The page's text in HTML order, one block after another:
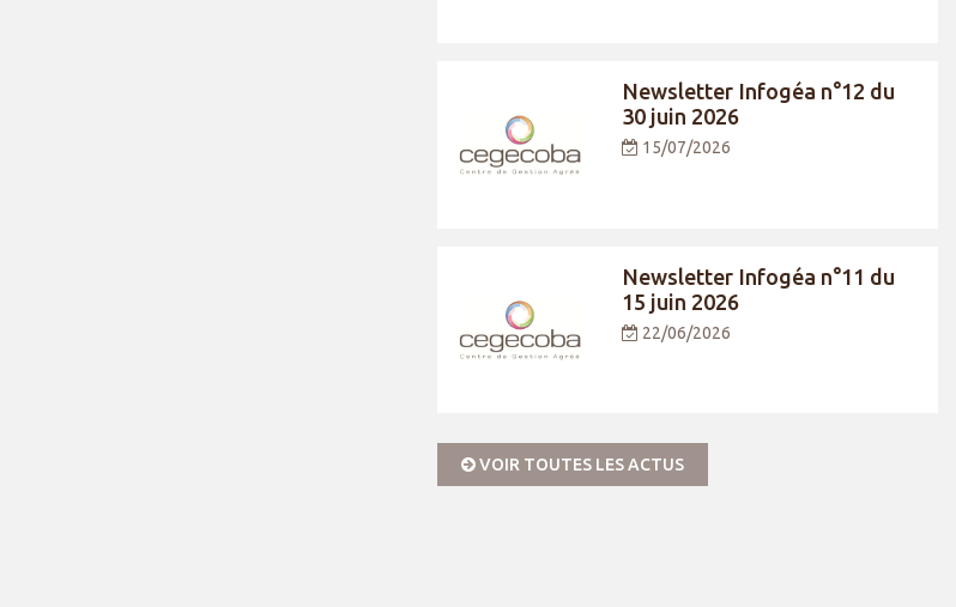
Newsletter Infogéa n°12 du
30 juin 2026
15/07/2026
Newsletter Infogéa n°11 du
15 juin 2026
22/06/2026
VOIR TOUTES LES ACTUS